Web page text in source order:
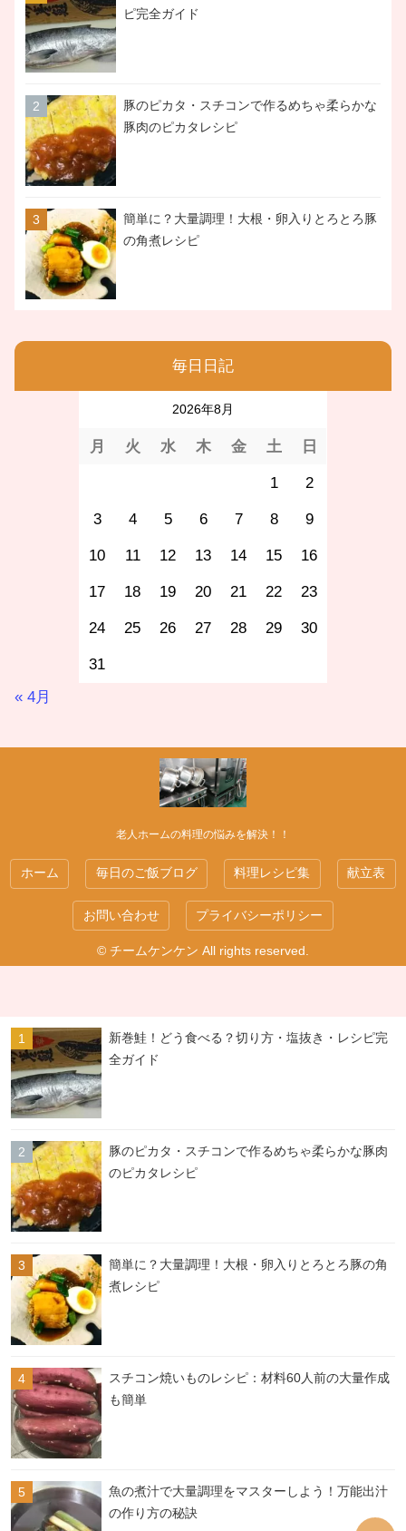
ピ完全ガイド
豚のピカタ・スチコンで作るめちゃ柔らかな
豚肉のピカタレシピ
簡単に？大量調理！大根・卵入りとろとろ豚
の角煮レシピ
毎日日記
2026年8月
月 火 水 木 金 土 日
1 2
3 4 5 6 7 8 9
10 11 12 13 14 15 16
17 18 19 20 21 22 23
24 25 26 27 28 29 30
31
« 4月
老人ホームの料理の悩みを解決！！
ホーム 毎日のご飯ブログ 料理レシピ集 献立表
お問い合わせ プライバシーポリシー
© チームケンケン All rights reserved.
新巻鮭！どう食べる？切り方・塩抜き・レシピ完
全ガイド
豚のピカタ・スチコンで作るめちゃ柔らかな豚肉
のピカタレシピ
簡単に？大量調理！大根・卵入りとろとろ豚の角
煮レシピ
スチコン焼いものレシピ：材料60人前の大量作成
も簡単
魚の煮汁で大量調理をマスターしよう！万能出汁
の作り方の秘訣